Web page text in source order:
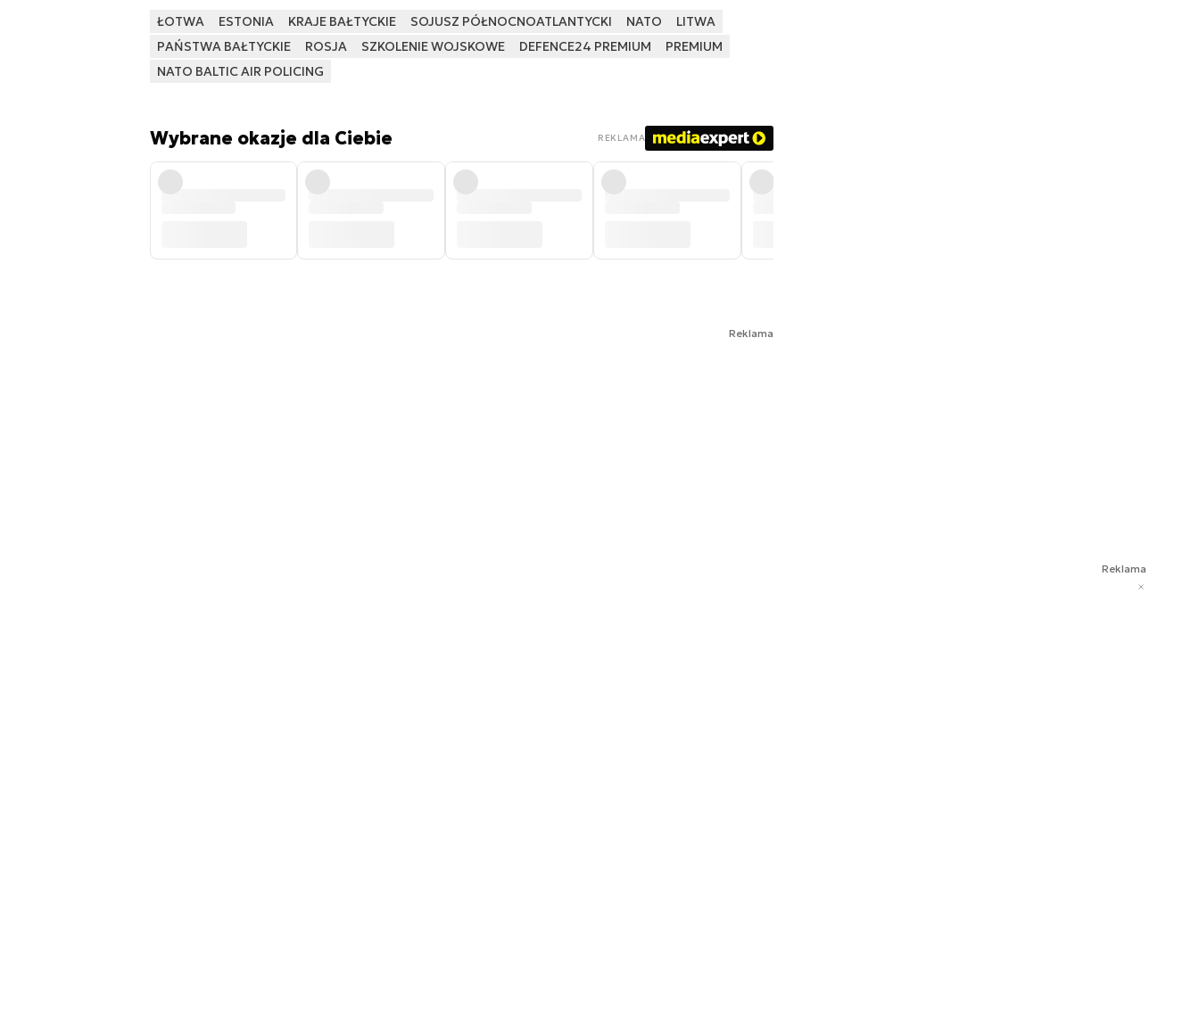
ŁOTWA ESTONIA KRAJE BAŁTYCKIE SOJUSZ PÓŁNOCNOATLANTYCKI NATO
LITWA
PAŃSTWA BAŁTYCKIE
ROSJA SZKOLENIE WOJSKOWE DEFENCE24 PREMIUM
PREMIUM
NATO BALTIC AIR POLICING
Wybrane okazje dla Ciebie REKLAMA
Reklama
Reklama